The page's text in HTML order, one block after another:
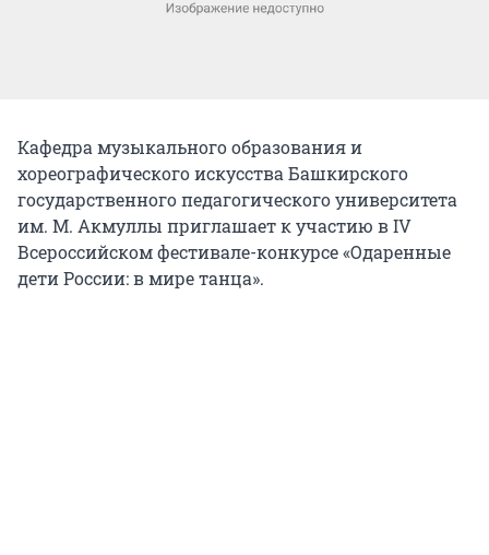
Кафедра музыкального образования и
хореографического искусства Башкирского
государственного педагогического университета
им. М. Акмуллы приглашает к участию в IV
Всероссийском фестивале-конкурсе «Одаренные
дети России: в мире танца».